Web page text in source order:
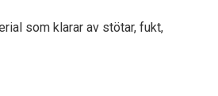
som klarar av stötar, fukt,